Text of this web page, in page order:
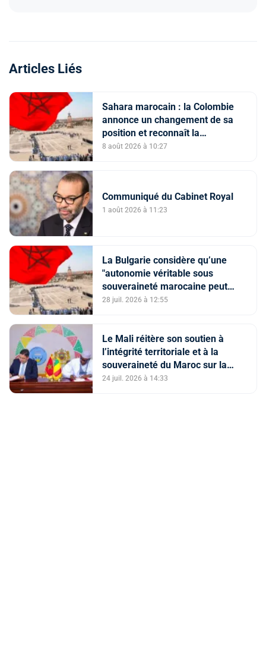
Articles Liés
Sahara marocain : la Colombie
annonce un changement de sa
position et reconnaît la
souveraineté du Maroc sur son
8 août 2026 à 10:27
Communiqué du Cabinet Royal
1 août 2026 à 11:23
La Bulgarie considère qu’une
"autonomie véritable sous
souveraineté marocaine peut
constituer une solution viable" à
28 juil. 2026 à 12:55
Le Mali réitère son soutien à
l’intégrité territoriale et à la
souveraineté du Maroc sur la
région du Sahara, et au Plan
24 juil. 2026 à 14:33